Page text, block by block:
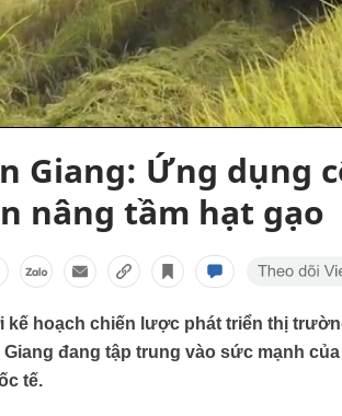
Giang: Ứng dụng
nâng tầm hạt gạo
kế hoạch chiến lược phát triển thị
Giang đang tập trung vào sức mạnh
tế.